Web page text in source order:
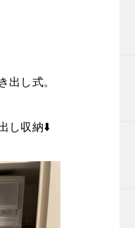
出し式。
し収納⬇️